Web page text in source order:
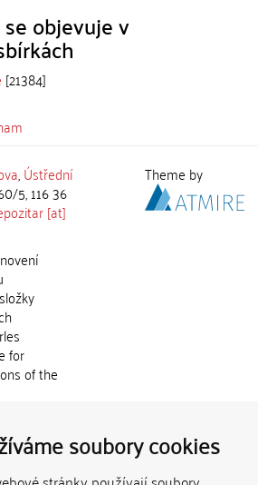
soubory cookies
objevuje v
[21384]
,Ústřední
5, 116 36
[at]
for
of the
použity k
vydávány
jinou
Theme by